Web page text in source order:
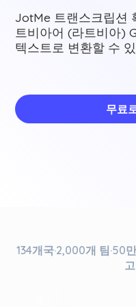
JotMe 트랜스크립션
트비아어 (라트비아)
텍스트로 변환할 수
무료
134개국·2,000개 팀·50